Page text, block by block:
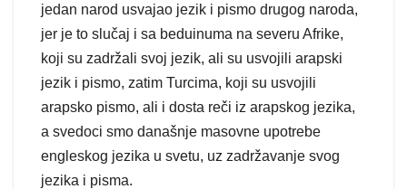
jedan narod usvajao jezik i pismo drugog naroda,
jer je to slučaj i sa beduinuma na severu Afrike,
koji su zadržali svoj jezik, ali su usvojili arapski
jezik i pismo, zatim Turcima, koji su usvojili
arapsko pismo, ali i dosta reči iz arapskog jezika,
a svedoci smo današnje masovne upotrebe
engleskog jezika u svetu, uz zadržavanje svog
jezika i pisma.